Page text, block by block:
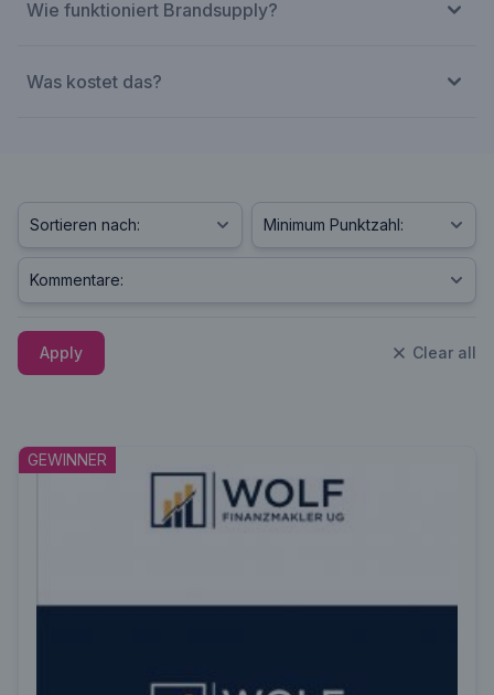
Wie funktioniert Brandsupply?
Was kostet das?
Apply Clear all
GEWINNER